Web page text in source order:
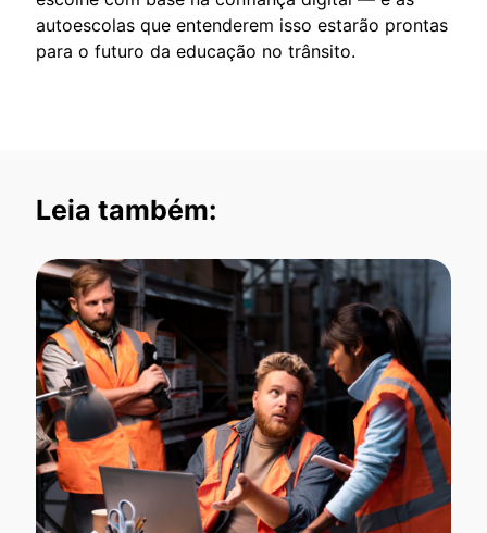
autoescolas que entenderem isso estarão prontas
para o futuro da educação no trânsito.
Leia também: